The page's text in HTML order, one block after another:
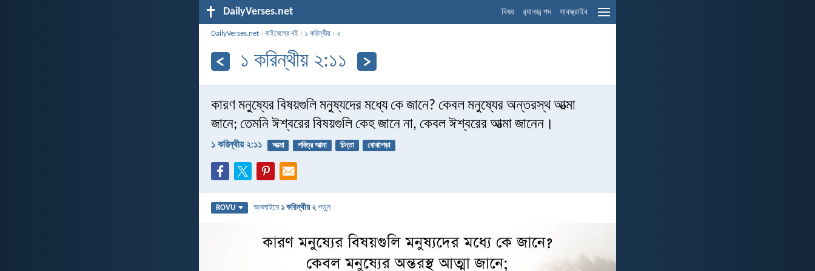
DailyVerses.net বিষয় র‌্যানড্ম পদ সাবস্ক্রাইব
DailyVerses.net ›বাইবেলের বই › ১ করিন্থীয় ›২
১ করিন্থীয় ২:১১
কারণ মনুষ্যের বিষয়গুলি মনুষ্যদের মধ্যে কে জানে? কেবল মনুষ্যের অন্তরস্থ আত্মা
জানে; তেমনি ঈশ্বরের বিষয়গুলি কেহ জানে না, কেবল ঈশ্বরের আত্মা জানেন।
১ করিন্থীয় ২:১১ আত্মা পবিত্র আত্মা চিন্তা বোঝাপড়া
ROVU অনলাইনে ১ করিন্থীয় ২পড়ুন